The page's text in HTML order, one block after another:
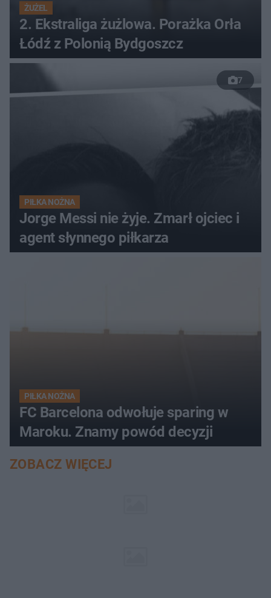
ŻUŻEL
2. Ekstraliga żużlowa. Porażka Orła
Łódź z Polonią Bydgoszcz
7
PIŁKA NOŻNA
Jorge Messi nie żyje. Zmarł ojciec i
agent słynnego piłkarza
PIŁKA NOŻNA
FC Barcelona odwołuje sparing w
Maroku. Znamy powód decyzji
ZOBACZ WIĘCEJ